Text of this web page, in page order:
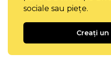
sociale sau piețe.
Creați